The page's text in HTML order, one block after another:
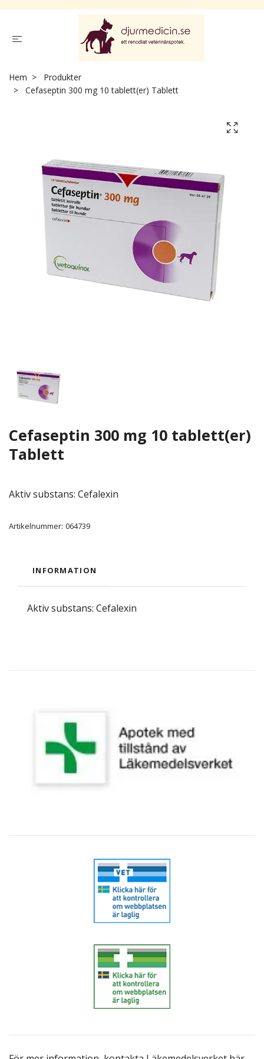
Hem
Produkter
Cefaseptin 300 mg 10 tablett(er) Tablett
Cefaseptin 300 mg 10 tablett(er)
Tablett
Aktiv substans: Cefalexin
Artikelnummer: 064739
INFORMATION
Aktiv substans: Cefalexin